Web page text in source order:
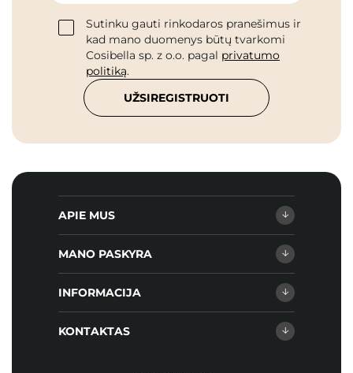
Sutinku gauti rinkodaros pranešimus ir
kad mano duomenys būtų tvarkomi
Cosibella sp. z o.o. pagal privatumo
politiką.
UŽSIREGISTRUOTI
APIE MUS
MANO PASKYRA
INFORMACIJA
KONTAKTAS